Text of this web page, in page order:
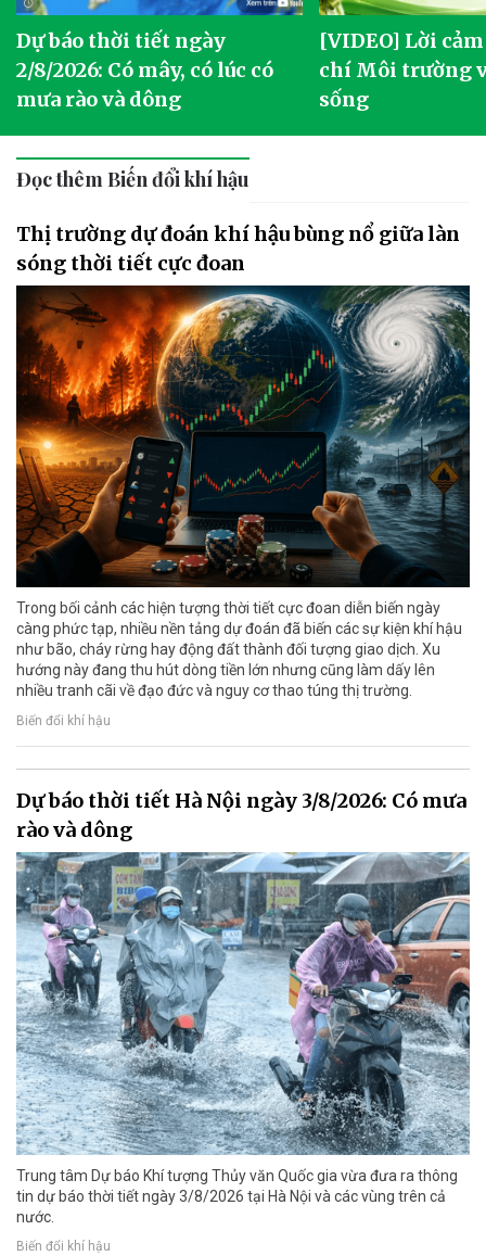
Dự báo thời tiết ngày
2/8/2026: Có mây, có lúc có
mưa rào và dông
[VIDEO] Lời
chí Môi trường
sống
Đọc thêm Biến đổi khí hậu
Thị trường dự đoán khí hậu bùng nổ giữa làn
sóng thời tiết cực đoan
Trong bối cảnh các hiện tượng thời tiết cực đoan diễn biến ngày
càng phức tạp, nhiều nền tảng dự đoán đã biến các sự kiện khí hậu
như bão, cháy rừng hay động đất thành đối tượng giao dịch. Xu
hướng này đang thu hút dòng tiền lớn nhưng cũng làm dấy lên
nhiều tranh cãi về đạo đức và nguy cơ thao túng thị trường.
Biến đổi khí hậu
Dự báo thời tiết Hà Nội ngày 3/8/2026: Có mưa
rào và dông
Trung tâm Dự báo Khí tượng Thủy văn Quốc gia vừa đưa ra thông
tin dự báo thời tiết ngày 3/8/2026 tại Hà Nội và các vùng trên cả
nước.
Biến đổi khí hậu